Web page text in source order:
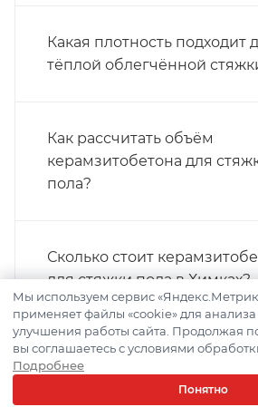
Какая плотность подходит
тёплой облегчённой
Как рассчитать объём
керамзитобетона для
пола?
Сколько стоит
для стяжки пола в Химках?
Чем керамзитобетонная
отличается от обычной
Мы используем сервис
применяет файлы «cookie» для анализа
улучшения работы сайта. Продолжая
вы соглашаетесь с условиями
Подробнее
Понятно